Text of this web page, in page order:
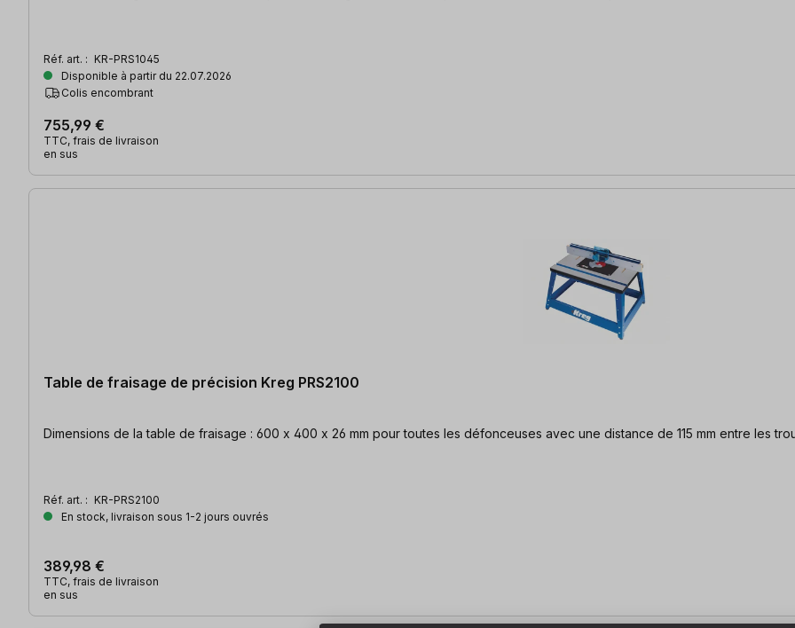
Réf. art. : KR-PRS1045
Disponible à partir du 22.07.2026
Colis encombrant
755,99 €
TTC, frais de livraison
en sus
Table de fraisage de précision Kreg PRS2100
Dimensions de la table de fraisage : 600 x 400 x 26 mm pour toutes les défonceuses avec une distance de 115 mm entre les
Réf. art. : KR-PRS2100
En stock, livraison sous 1-2 jours ouvrés
389,98 €
TTC, frais de livraison
en sus